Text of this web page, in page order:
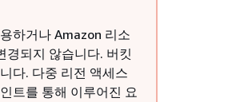
하거나 Amazon 리소
경되지 않습니다. 버킷
다. 다중 리전 액세스
트를 통해 이루어진 요